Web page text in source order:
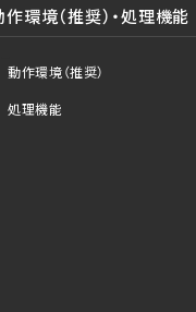
作環境（推奨）・処理機能
動作環境（推奨）
処理機能